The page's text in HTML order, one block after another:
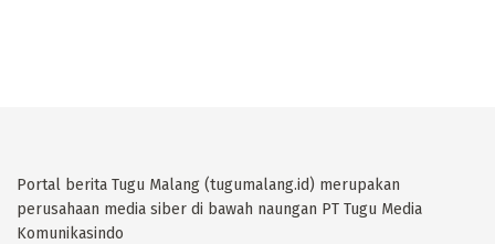
Portal berita Tugu Malang (tugumalang.id) merupakan
perusahaan media siber di bawah naungan PT Tugu Media
Komunikasindo